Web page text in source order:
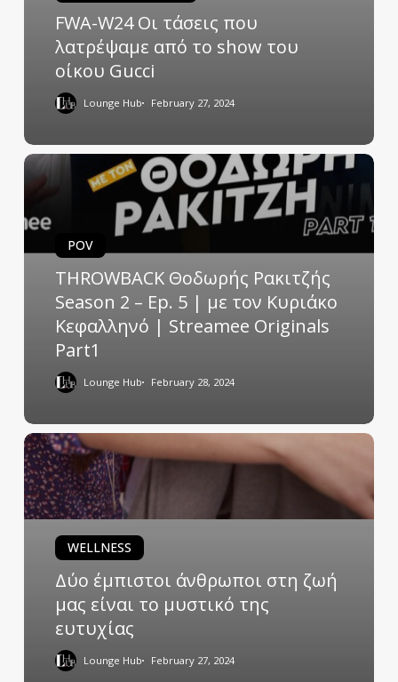
FWA-W24 Οι τάσεις που
λατρέψαμε από το show του
οίκου Gucci
Lounge Hub February 27, 2024
POV
THROWBACK Θοδωρής Ρακιτζής
Season 2 – Ep. 5 | με τον Κυριάκο
Κεφαλληνό | Streamee Originals
Part1
Lounge Hub February 28, 2024
WELLNESS
Δύο έμπιστοι άνθρωποι στη ζωή
μας είναι το μυστικό της
ευτυχίας
Lounge Hub February 27, 2024